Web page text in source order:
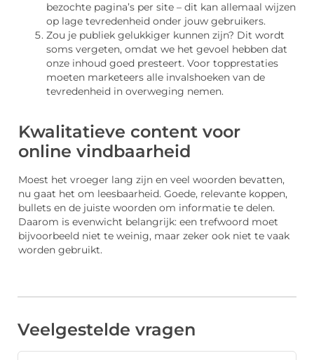
bezochte pagina’s per site – dit kan allemaal wijzen
op lage tevredenheid onder jouw gebruikers.
Zou je publiek gelukkiger kunnen zijn? Dit wordt
soms vergeten, omdat we het gevoel hebben dat
onze inhoud goed presteert. Voor topprestaties
moeten marketeers alle invalshoeken van de
tevredenheid in overweging nemen.
Kwalitatieve content voor
online vindbaarheid
Moest het vroeger lang zijn en veel woorden bevatten,
nu gaat het om leesbaarheid. Goede, relevante koppen,
bullets en de juiste woorden om informatie te delen.
Daarom is evenwicht belangrijk: een trefwoord moet
bijvoorbeeld niet te weinig, maar zeker ook niet te vaak
worden gebruikt.
Veelgestelde vragen